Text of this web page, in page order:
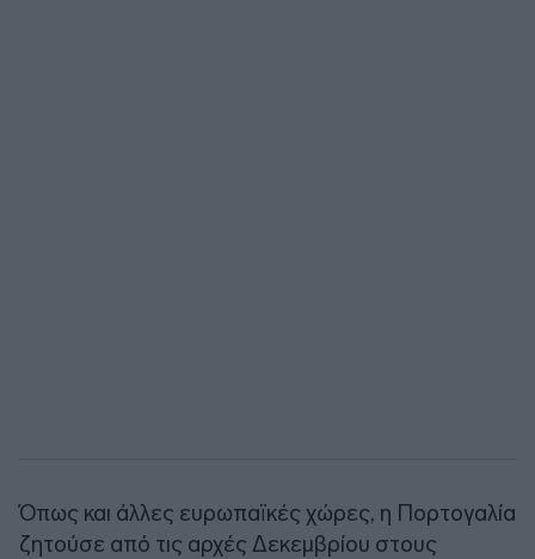
Όπως και άλλες ευρωπαϊκές χώρες, η Πορτογαλία
ζητούσε από τις αρχές Δεκεμβρίου στους